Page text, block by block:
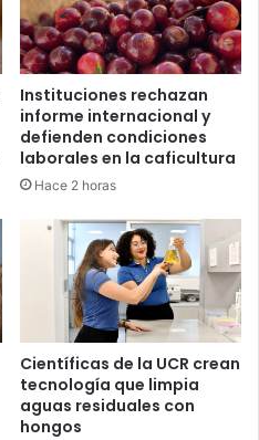
Instituciones rechazan
informe internacional y
defienden condiciones
laborales en la caficultura
Hace 2 horas
Científicas de la UCR crean
tecnología que limpia
aguas residuales con
hongos